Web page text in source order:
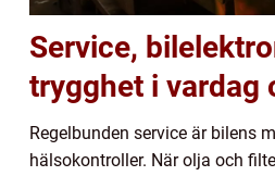
Service,
trygghet i vardag
Regelbunden service är bilens
hälsokontroller. När olja och